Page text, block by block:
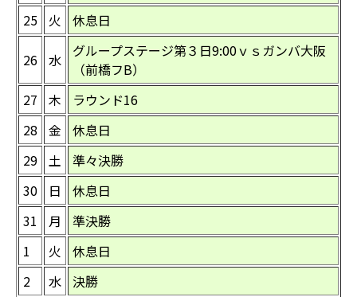
25
火 休息日
26 水
グループステージ第３日9:00ｖｓガンバ大阪
（前橋フB）
27
木
ラウンド16
28
金
休息日
29 土
準々決勝
30
日
休息日
31
月
準決勝
1
火
休息日
2
水 決勝